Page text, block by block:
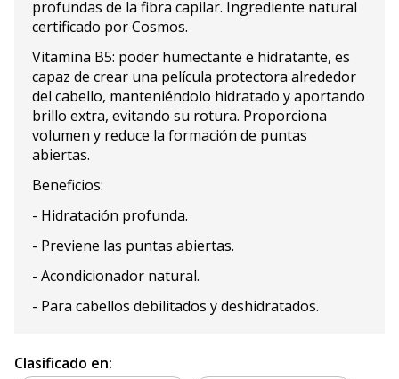
profundas de la fibra capilar. Ingrediente natural
certificado por Cosmos.
Vitamina B5: poder humectante e hidratante, es
capaz de crear una película protectora alrededor
del cabello, manteniéndolo hidratado y aportando
brillo extra, evitando su rotura. Proporciona
volumen y reduce la formación de puntas
abiertas.
Beneficios:
- Hidratación profunda.
- Previene las puntas abiertas.
- Acondicionador natural.
- Para cabellos debilitados y deshidratados.
Clasificado en: